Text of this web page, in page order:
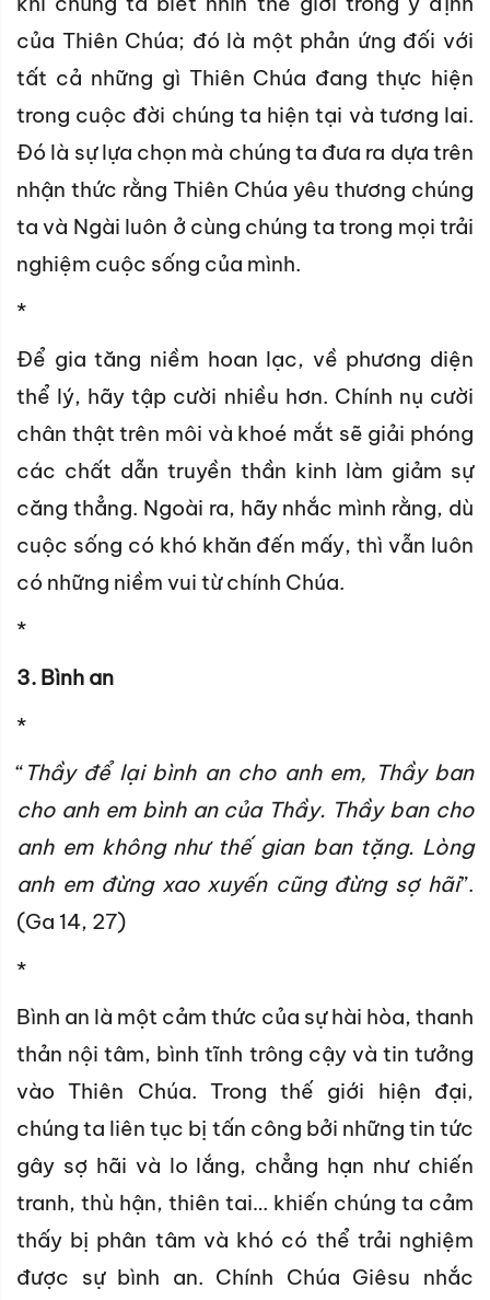
của Thiên Chúa; đó là một phản ứng đối với
tất cả những gì Thiên Chúa đang thực hiện
trong cuộc đời chúng ta hiện tại và tương lai.
Đó là sự lựa chọn mà chúng ta đưa ra dựa trên
nhận thức rằng Thiên Chúa yêu thương chúng
ta và Ngài luôn ở cùng chúng ta trong mọi trải
nghiệm cuộc sống của mình.
*
Để gia tăng niềm hoan lạc, về phương diện
thể lý, hãy tập cười nhiều hơn. Chính nụ cười
chân thật trên môi và khoé mắt sẽ giải phóng
các chất dẫn truyền thần kinh làm giảm sự
căng thẳng. Ngoài ra, hãy nhắc mình rằng, dù
cuộc sống có khó khăn đến mấy, thì vẫn luôn
có những niềm vui từ chính Chúa.
*
3. Bình an
*
“ Thầy để lại bình an cho anh em, Thầy ban
cho anh em bình an của Thầy. Thầy ban cho
anh em không như thế gian ban tặng. Lòng
anh em đừng xao xuyến cũng đừng sợ hãi”.
(Ga 14, 27)
*
Bình an là một cảm thức của sự hài hòa, thanh
thản nội tâm, bình tĩnh trông cậy và tin tưởng
vào Thiên Chúa. Trong thế giới hiện đại,
chúng ta liên tục bị tấn công bởi những tin tức
gây sợ hãi và lo lắng, chẳng hạn như chiến
tranh, thù hận, thiên tai… khiến chúng ta cảm
thấy bị phân tâm và khó có thể trải nghiệm
được sự bình an. Chính Chúa Giêsu nhắc